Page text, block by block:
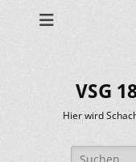
VSG
Hier wird
Suche